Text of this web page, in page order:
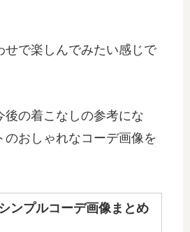
せで楽しんでみたい感じで
後の着こなしの参考にな
のおしゃれなコーデ画像を
ンプルコーデ画像まとめ